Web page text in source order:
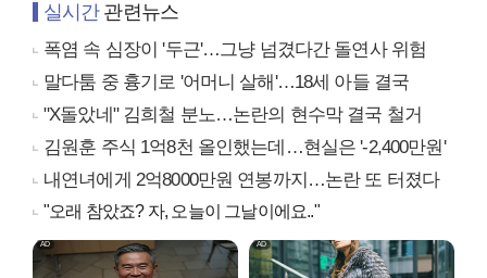
실시간관련뉴스
폭염 속 심장이 '두근'…그냥 넘겼다간 돌연사 위험
말다툼 중 흉기로 '어머니 살해'…18세 아들 결국
"X돌았네" 김희철 분노…논란의 현수막 결국 철거
김원훈 주식 1억8천 올인했는데…현실은 '-2,400만원'
내연녀에게 2억8000만원 연봉까지…논란 또 터졌다
"오래 참았죠? 자, 오늘이 그날이에요.."